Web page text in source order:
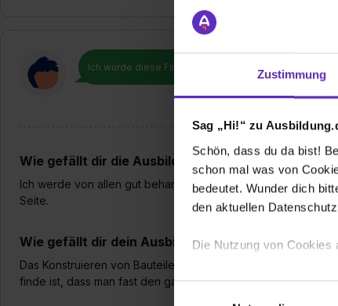
Zustimmung
Sag „Hi!“ zu
Schön, dass du da bist!
schon mal was von
bedeutet. Wunder dich
den aktuellen
Die Nutzung von Cookies
Wir verwenden Cookies
Webseite getroffenen
Einwilligungsauswahl
Ich würde diese Firma weiterempfehlen!
Wie gefällt dir die Ausbildung bei deiner Firma?
Ich werde von allen gut behandelt. Wenn ich Fragen habe
Seite.
Wie gefällt dir dein Ausbildungsberuf?
Das Konstruieren von Bauteilen und Baugruppen macht mir
finde ist, dass man fast den ganzen Tag nur am Schreibtisch